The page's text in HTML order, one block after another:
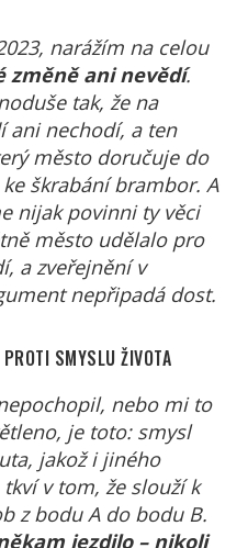
narážím na celou
změně ani nevědí.
tak, že na
ani nechodí, a ten
město doručuje do
škrabání brambor. A
nijak povinni ty věci
město udělalo pro
a zveřejnění v
nepřipadá dost.
SMYSLU ŽIVOTA
nebo mi to
je toto: smysl
jakož i jiného
v tom, že slouží k
z bodu A do bodu B.
jezdilo – nikoli